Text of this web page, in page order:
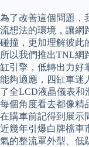
為了改善這個問題，
流想法的環境，讓網
碰撞，更加理解彼此
所以我們推出TNL網
缸引擎，低轉出力好
能夠適應，四缸車迷
了全LCD液晶儀表和
每個角度看去都像精
在購車前記得到展示
近幾年引爆白牌檔車
氣的整流罩外型、低